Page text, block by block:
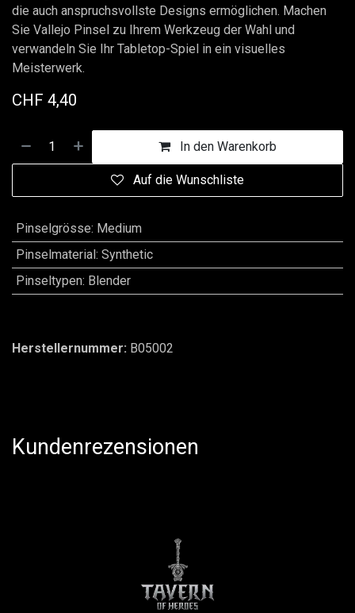
die auch anspruchsvollste Designs ermöglichen. Machen
Sie Vallejo Pinsel zu Ihrem Werkzeug der Wahl und
verwandeln Sie Ihr Tabletop-Spiel in ein visuelles
Meisterwerk.
CHF 4,40
In den Warenkorb
Auf die Wunschliste
Pinselgrösse: Medium
Pinselmaterial: Synthetic
Pinseltypen: Blender
Herstellernummer: B05002
Kundenrezensionen